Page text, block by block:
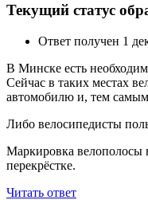
Текущий статус
Ответ получен 1
В Минске есть
Сейчас в таких местах
автомобилю и, тем
Либо велосипедисты
Маркировка велополосы
перекрёстке.
Читать ответ